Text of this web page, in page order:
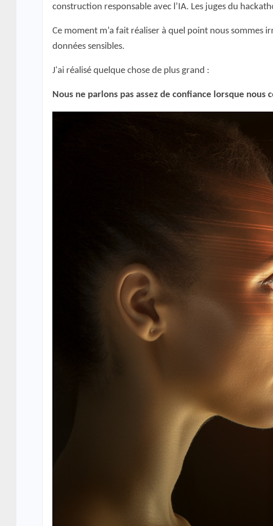
construction responsable avec l’IA. Les juges du
Ce moment m’a fait réaliser à quel point nous sommes
données sensibles.
J'ai réalisé quelque chose de plus grand :
Nous ne parlons pas assez de confiance lorsque nous